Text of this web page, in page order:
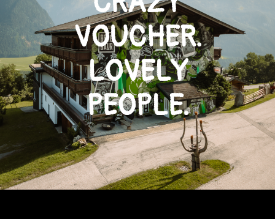
VOUCHER.
LOVELY
PEOPLE.